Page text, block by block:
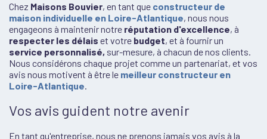
Chez Maisons Bouvier, en tant que constructeur de
maison individuelle en Loire-Atlantique, nous nous
engageons à maintenir notre réputation d'excellence, à
respecter les délais et votre budget, et à fournir un
service personnalisé, sur-mesure, à chacun de nos clients.
Nous considérons chaque projet comme un partenariat, et vos
avis nous motivent à être le meilleur constructeur en
Loire-Atlantique.
Vos avis guident notre avenir
En tant qu'entreprise, nous ne prenons jamais vos avis à la